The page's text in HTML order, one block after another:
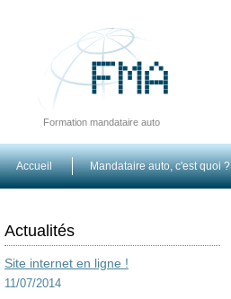
Formation mandataire auto
Accueil Mandataire auto, c'est quoi ?
Actualités
Site internet en ligne !
11/07/2014